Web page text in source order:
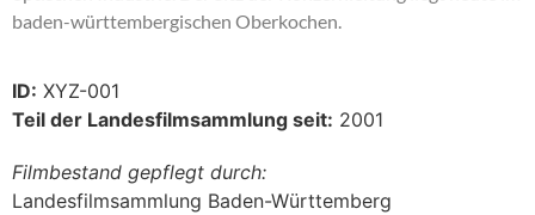
baden-württembergischen Oberkochen.
ID: XYZ-001
Teil der Landesfilmsammlung seit: 2001
Filmbestand gepflegt durch:
Landesfilmsammlung Baden-Württemberg